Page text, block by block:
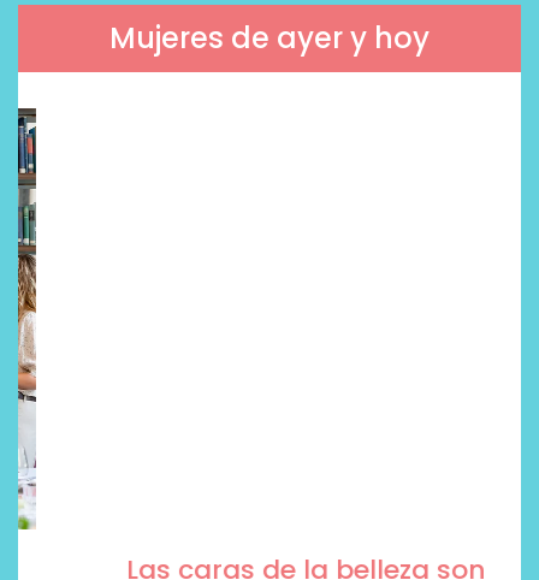
Mujeres de ayer y hoy
Las caras de la belleza son